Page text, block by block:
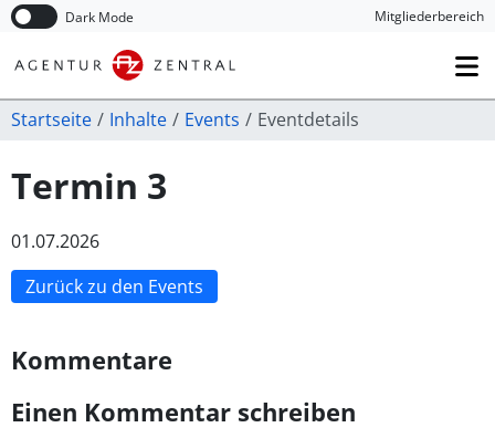
Dark Mode
Navigation überspringenMitglieder­bereich
Startseite Inhalte Events Eventdetails
Termin 3
01.07.2026
Zurück zu den Events
Kommentare
Einen Kommentar schreiben